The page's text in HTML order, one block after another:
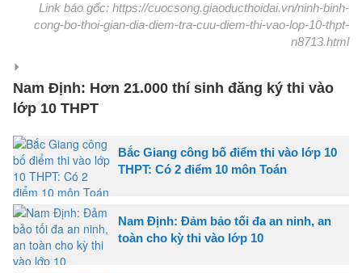
Link báo gốc: https://cuocsong.giaoducthoidai.vn/ninh-binh-
cong-bo-thoi-gian-dia-diem-tra-cuu-diem-thi-vao-lop-10-thpt-
n8713.html
Nam Định: Hơn 21.000 thí sinh đăng ký thi vào
lớp 10 THPT
Bắc Giang công bố điểm thi vào lớp 10
THPT: Có 2 điểm 10 môn Toán
Nam Định: Đảm bảo tối đa an ninh, an
toàn cho kỳ thi vào lớp 10